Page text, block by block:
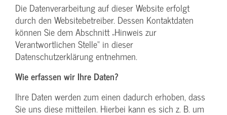
Die Datenverarbeitung auf dieser Website erfolgt
durch den Websitebetreiber. Dessen Kontaktdaten
können Sie dem Abschnitt „Hinweis zur
Verantwortlichen Stelle“ in dieser
Datenschutzerklärung entnehmen.
Wie erfassen wir Ihre Daten?
Ihre Daten werden zum einen dadurch erhoben, dass
Sie uns diese mitteilen. Hierbei kann es sich z. B. um